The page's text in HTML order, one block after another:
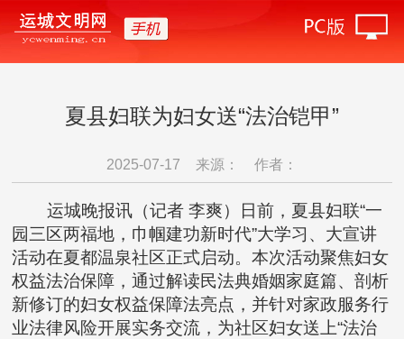
夏县妇联为妇女送“法治铠甲”
2025-07-17 来源： 作者：
运城晚报讯（记者 李爽）日前，夏县妇联“一
园三区两福地，巾帼建功新时代”大学习、大宣讲
活动在夏都温泉社区正式启动。本次活动聚焦妇女
权益法治保障，通过解读民法典婚姻家庭篇、剖析
新修订的妇女权益保障法亮点，并针对家政服务行
业法律风险开展实务交流，为社区妇女送上“法治